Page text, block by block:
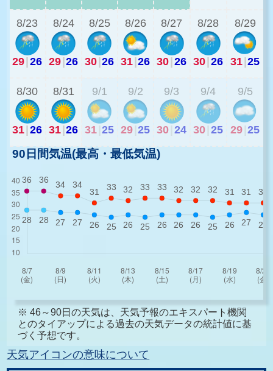
8/23
29|26
8/24
29|26
8/25
30|26
8/26
31|26
8/27
30|26
8/28
30|26
8/29
31|25
8/30
31|26
8/31
31|26
9/1
31 25
9/2
29 25
9/3
30 24
9/4
30 25
9/5
29 25
90日間気温(最高・最低気温)
※ 46～90日の天気は、天気予報のエキスパート機関
とのタイアップによる過去の天気データの統計値に基
づく予想です。
天気アイコンの意味について